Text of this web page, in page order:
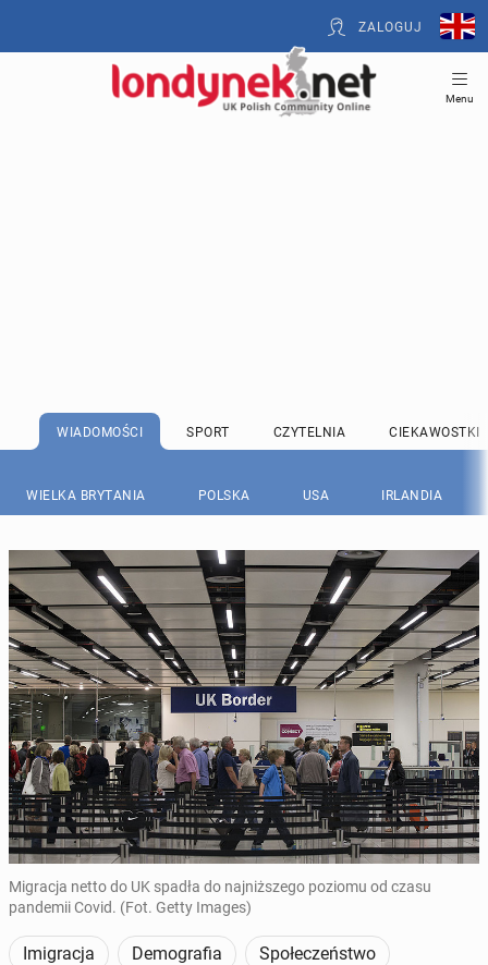
ZALOGUJ
Menu
WIADOMOŚCI SPORT CZYTELNIA CIEKAWOSTKI
WIELKA BRYTANIA POLSKA USA IRLANDIA
Migracja netto do UK spadła do najniższego poziomu od czasu
pandemii Covid. (Fot. Getty Images)
Imigracja Demografia Społeczeństwo